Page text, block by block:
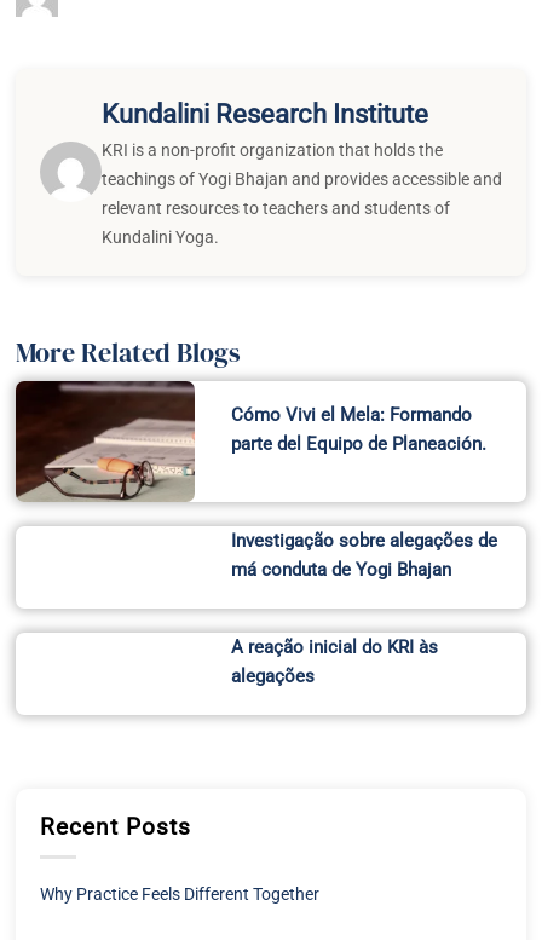
Kundalini Research Institute
KRI is a non-profit organization that holds the
teachings of Yogi Bhajan and provides accessible and
relevant resources to teachers and students of
Kundalini Yoga.
More Related Blogs
Cómo Vivi el Mela: Formando
parte del Equipo de Planeación.
Investigação sobre alegações de
má conduta de Yogi Bhajan
A reação inicial do KRI às
alegações
Recent Posts
Why Practice Feels Different Together